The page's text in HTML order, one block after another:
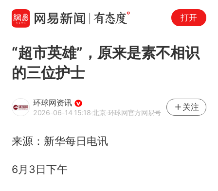
打开
“超市英雄”，原来是素不相识
的三位护士
环球网资讯
2026-06-14 15:18·北京·环球网官方网易号
关注
来源：新华每日电讯
6月3日下午